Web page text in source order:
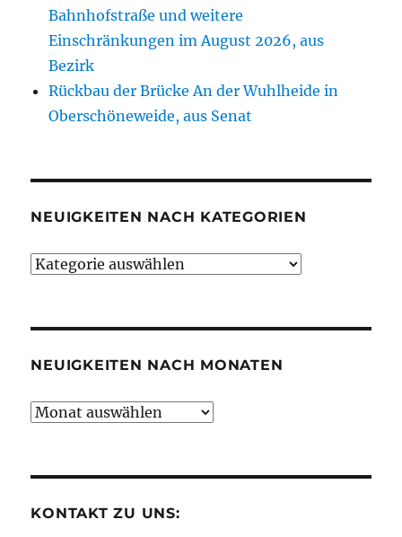
Bahnhofstraße und weitere
Einschränkungen im August 2026, aus
Bezirk
Rückbau der Brücke An der Wuhlheide in
Oberschöneweide, aus Senat
NEUIGKEITEN NACH KATEGORIEN
Neuigkeiten
NEUIGKEITEN NACH MONATEN
Neuigkeiten
KONTAKT ZU UNS: